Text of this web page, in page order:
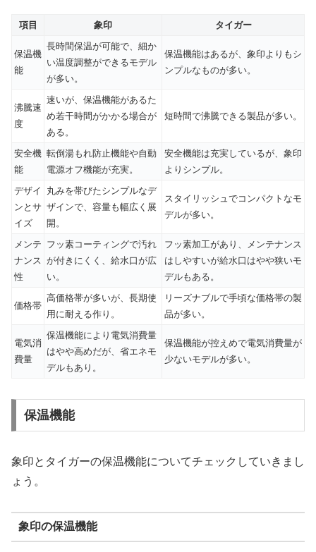
項目 象印 タイガー
保温機
能
長時間保温が可能で、細か
い温度調整ができるモデル
が多い。
保温機能はあるが、象印よりもシ
ンプルなものが多い。
沸騰速
度
速いが、保温機能があるた
め若干時間がかかる場合が
ある。
短時間で沸騰できる製品が多い。
安全機
能
転倒湯もれ防止機能や自動
電源オフ機能が充実。
安全機能は充実しているが、象印
よりシンプル。
デザイ
ンとサ
イズ
丸みを帯びたシンプルなデ
ザインで、容量も幅広く展
開。
スタイリッシュでコンパクトなモ
デルが多い。
メンテ
ナンス
性
フッ素コーティングで汚れ
が付きにくく、給水口が広
い。
フッ素加工があり、メンテナンス
はしやすいが給水口はやや狭いモ
デルもある。
価格帯
高価格帯が多いが、長期使
用に耐える作り。
リーズナブルで手頃な価格帯の製
品が多い。
電気消
費量
保温機能により電気消費量
はやや高めだが、省エネモ
デルもあり。
保温機能が控えめで電気消費量が
少ないモデルが多い。
保温機能
象印とタイガーの保温機能についてチェックしていきまし
ょう。
象印の保温機能